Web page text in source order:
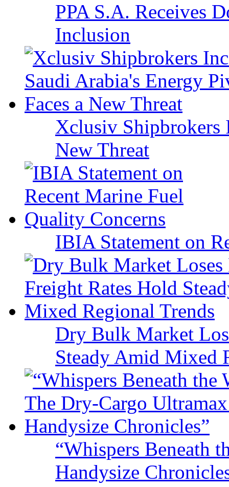
PPA S.A. Receives
Inclusion
Xclusiv Shipbrokers
New Threat
IBIA Statement on
Dry Bulk Market
Steady Amid Mixed
“Whispers Beneath
Handysize